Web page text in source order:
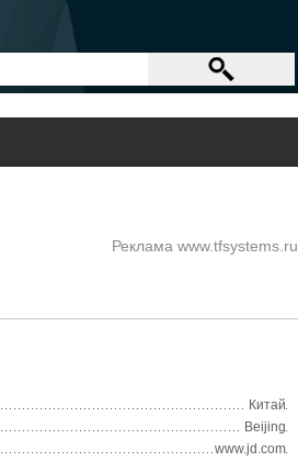
Реклама www.tfsystems.ru
Китай
Beijing
www.jd.com